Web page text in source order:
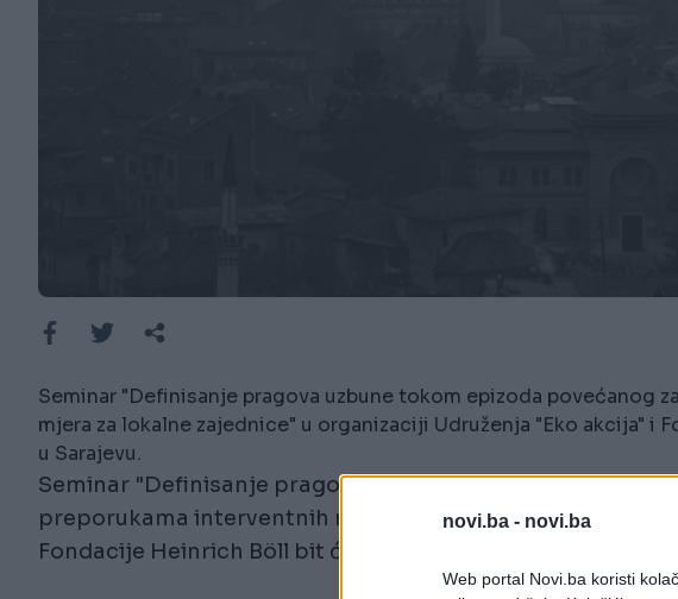
novi.ba - novi.ba
Web portal Novi.ba koristi
Seminar "Definisanje pragova uzbune tokom epizoda povećanog
mjera za lokalne zajednice" u organizaciji Udruženja "Eko akcija" i
u Sarajevu.
Seminar "Definisanje pragova uzbune tokom epizoda
preporukama interventnih mjera za lokalne zajednice" u
Fondacije Heinrich Böll bit će održan danas u Sarajevu.